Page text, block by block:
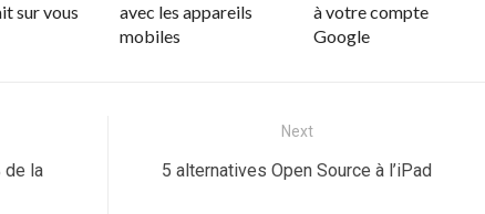
sur vous
avec les appareils
mobiles
à votre compte
Google
de la
Next
Next
5 alternatives Open Source à l’iPad